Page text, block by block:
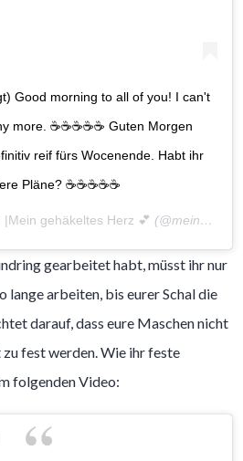
Good morning to all of you! I can't
more. ☕️☕️☕️☕️☕️ Guten Morgen
reif fürs Wocenende. Habt ihr
Pläne? ☕️☕️☕️☕️☕️
|Mein gehäkeltes Herz 💕 (@meingehaekeltesherz) on
gearbeitet habt, müsst ihr nur
lange arbeiten, bis eurer Schal die
darauf, dass eure Maschen nicht
fest werden. Wie ihr feste
folgenden Video: